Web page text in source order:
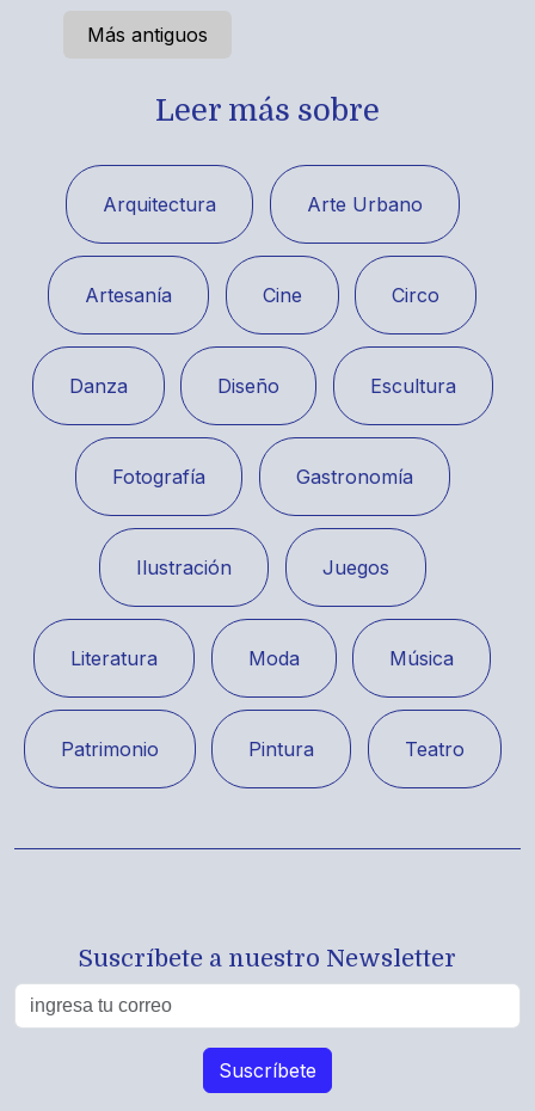
Más antiguos
Leer más sobre
Arquitectura Arte Urbano
Artesanía Cine Circo
Danza Diseño Escultura
Fotografía Gastronomía
Ilustración Juegos
Literatura Moda Música
Patrimonio Pintura Teatro
Suscríbete a nuestro Newsletter